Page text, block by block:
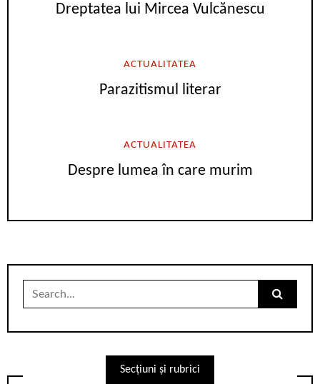
Dreptatea lui Mircea Vulcănescu
ACTUALITATEA
Parazitismul literar
ACTUALITATEA
Despre lumea în care murim
Search
Secțiuni și rubrici